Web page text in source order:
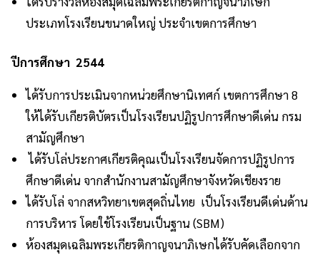
ประเภทโรงเรียนขนาดใหญ่ ประจำเขตการศึกษา
ปีการศึกษา 2544
ได้รับการประเมินจากหน่วยศึกษานิเทศก์ เขตการศึกษา 8
ให้ได้รับเกียรติบัตรเป็นโรงเรียนปฏิรูปการศึกษาดีเด่น กรม
สามัญศึกษา
ได้รับโล่ประกาศเกียรติคุณเป็นโรงเรียนจัดการปฏิรูปการ
ศึกษาดีเด่น จากสำนักงานสามัญศึกษาจังหวัดเชียงราย
ได้รับโล่ จากสหวิทยาเขตสุดถิ่นไทย เป็นโรงเรียนดีเด่นด้าน
การบริหาร โดยใช้โรงเรียนเป็นฐาน (SBM)
ห้องสมุดเฉลิมพระเกียรติกาญจนาภิเษกได้รับคัดเลือกจาก